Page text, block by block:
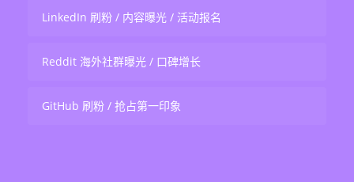
LinkedIn 刷粉 / 内容曝光 / 活动报名
Reddit 海外社群曝光 / 口碑增长
GitHub 刷粉 / 抢占第一印象